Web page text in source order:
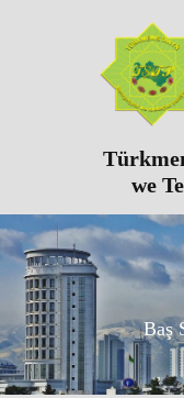
we
Baş